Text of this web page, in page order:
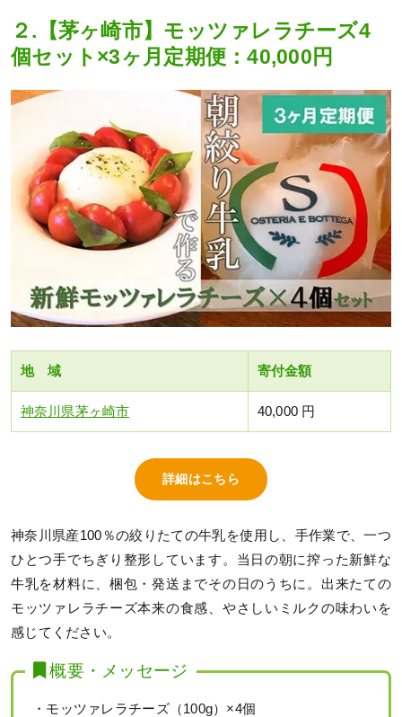
２.【茅ヶ崎市】モッツァレラチーズ4
個セット×3ヶ月定期便：40,000円
地 域 寄付金額
神奈川県茅ヶ崎市 40,000 円
詳細はこちら
神奈川県産100％の絞りたての牛乳を使用し、手作業で、一つ
ひとつ手でちぎり整形しています。当日の朝に搾った新鮮な
牛乳を材料に、梱包・発送までその日のうちに。出来たての
モッツァレラチーズ本来の食感、やさしいミルクの味わいを
感じてください。
概要・メッセージ
・モッツァレラチーズ（100g）×4個